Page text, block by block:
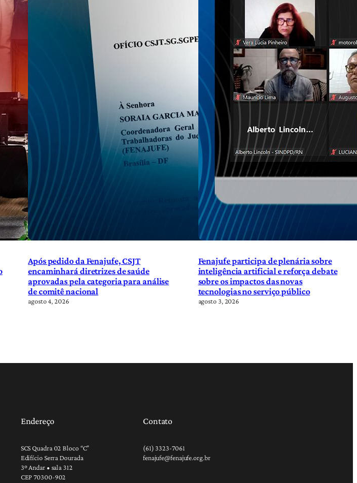
Após pedido da Fenajufe, CSJT
encaminhará diretrizes de saúde
aprovadas pela categoria para análise
de comitê nacional
agosto 4, 2026
Fenajufe participa de plenária sobre
inteligência artificial e reforça debate
sobre os impactos das novas
tecnologias no serviço público
agosto 3, 2026
Endereço
SCS Quadra 02 Bloco “C”
Edifício Serra Dourada
3º Andar • sala 312
CEP 70300-902
Contato
(61) 3323-7061
fenajufe@fenajufe.org.br